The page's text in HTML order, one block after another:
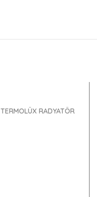
TERMOLÜX RADYATÖR